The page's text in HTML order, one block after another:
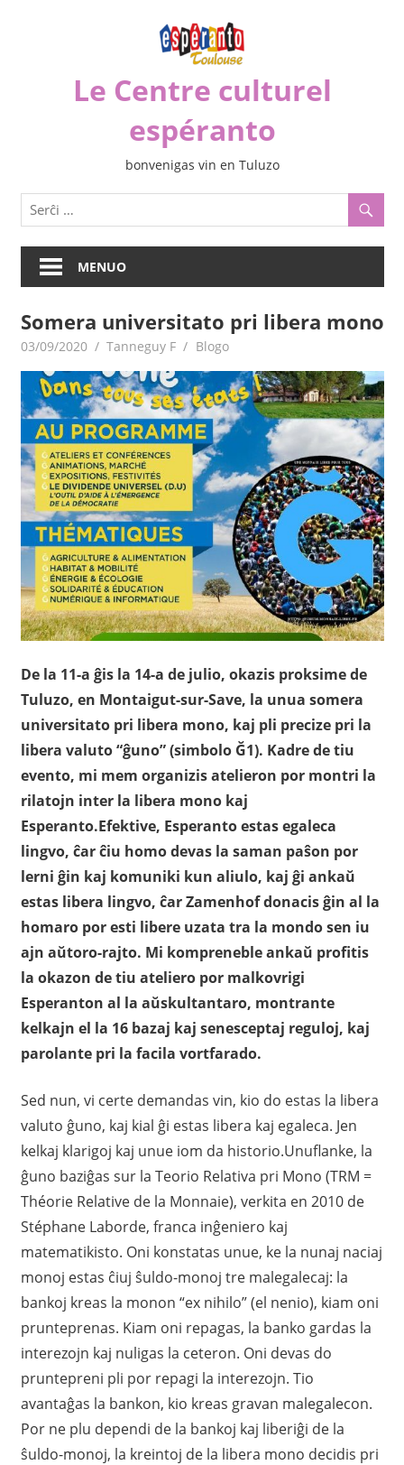
Le Centre culturel
espéranto
bonvenigas vin en Tuluzo
MENUO
Somera universitato pri libera mono
03/09/2020 Tanneguy F Blogo
De la 11-a ĝis la 14-a de julio, okazis proksime de
Tuluzo, en Montaigut-sur-Save, la unua somera
universitato pri libera mono, kaj pli precize pri la
libera valuto “ĝuno” (simbolo Ğ1). Kadre de tiu
evento, mi mem organizis atelieron por montri la
rilatojn inter la libera mono kaj
Esperanto.Efektive, Esperanto estas egaleca
lingvo, ĉar ĉiu homo devas la saman paŝon por
lerni ĝin kaj komuniki kun aliulo, kaj ĝi ankaŭ
estas libera lingvo, ĉar Zamenhof donacis ĝin al la
homaro por esti libere uzata tra la mondo sen iu
ajn aŭtoro-rajto. Mi kompreneble ankaŭ profitis
la okazon de tiu ateliero por malkovrigi
Esperanton al la aŭskultantaro, montrante
kelkajn el la 16 bazaj kaj senesceptaj reguloj, kaj
parolante pri la facila vortfarado.
Sed nun, vi certe demandas vin, kio do estas la libera
valuto ĝuno, kaj kial ĝi estas libera kaj egaleca. Jen
kelkaj klarigoj kaj unue iom da historio.Unuflanke, la
ĝuno baziĝas sur la Teorio Relativa pri Mono (TRM =
Théorie Relative de la Monnaie), verkita en 2010 de
Stéphane Laborde, franca inĝeniero kaj
matematikisto. Oni konstatas unue, ke la nunaj naciaj
monoj estas ĉiuj ŝuldo-monoj tre malegalecaj: la
bankoj kreas la monon “ex nihilo” (el nenio), kiam oni
prunteprenas. Kiam oni repagas, la banko gardas la
interezojn kaj nuligas la ceteron. Oni devas do
pruntepreni pli por repagi la interezojn. Tio
avantaĝas la bankon, kio kreas gravan malegalecon.
Por ne plu dependi de la bankoj kaj liberiĝi de la
ŝuldo-monoj, la kreintoj de la libera mono decidis pri